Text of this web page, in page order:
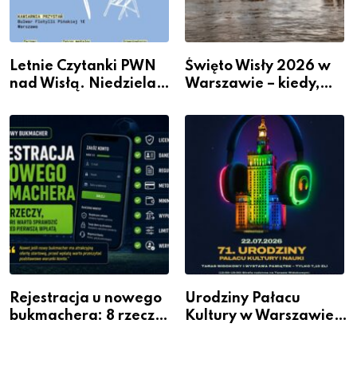
Letnie Czytanki PWN
nad Wisłą. Niedziela z
dla siebie
Święto Wisły 2026 w
Warszawie – kiedy,
działo 2 sierpnia
Rejestracja u nowego
bukmachera: 8 rzeczy,
Urodziny Pałacu
Kultury w Warszawie –